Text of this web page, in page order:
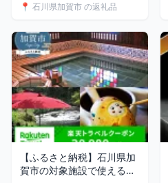
📍 石川県加賀市 の返礼品
【ふるさと納税】石川県加
賀市の対象施設で使える楽